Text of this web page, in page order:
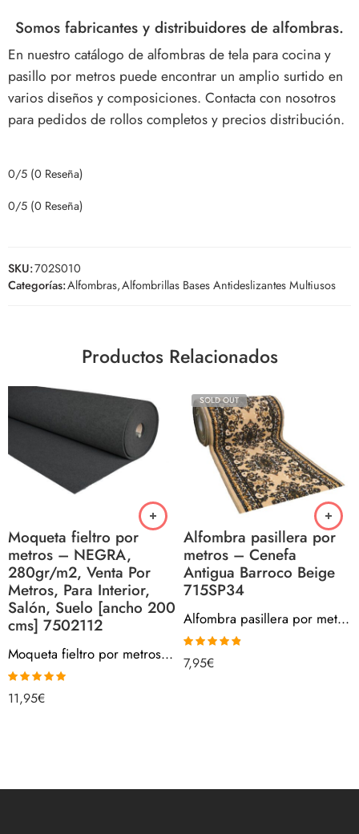
Somos fabricantes y distribuidores de alfombras.
En nuestro catálogo de alfombras de tela para cocina y
pasillo por metros puede encontrar un amplio surtido en
varios diseños y composiciones. Contacta con nosotros
para pedidos de rollos completos y precios distribución.
0/5 (0 Reseña)
0/5 (0 Reseña)
SKU:702S010
Categorías:Alfombras,Alfombrillas Bases Antideslizantes Multiusos
Productos Relacionados
Moqueta fieltro por
metros – NEGRA,
280gr/m2, Venta Por
Metros, Para Interior,
Salón, Suelo [ancho 200
cms] 7502112
Moqueta fieltro por metros – NEGRA, 280gr/m2, Venta Por Metros, Para Interior, Salón, Suelo [ancho 200 cms] 7502112
Valorado con
5.00de 5
11,95€
SOLD OUT
Alfombra pasillera por
metros – Cenefa
Antigua Barroco Beige
715SP34
Alfombra pasillera por metros – Cenefa Antigua Barroco Beige 715SP34
Valorado
con4.80
7,95€